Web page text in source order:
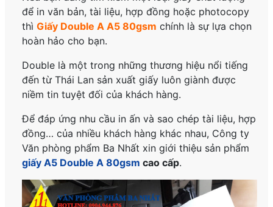
để in văn bản, tài liệu, hợp đồng hoặc photocopy
thìGiấy Double A A5 80gsm chính là sự lựa chọn
hoàn hảo cho bạn.
Double là một trong những thương hiệu nổi tiếng
đến từ Thái Lan sản xuất giấy luôn giành được
niềm tin tuyệt đối của khách hàng.
Để đáp ứng nhu cầu in ấn và sao chép tài liệu, hợp
đồng… của nhiều khách hàng khác nhau, Công ty
Văn phòng phẩm Ba Nhất xin giới thiệu sản phẩm
giấy A5 Double A 80gsm cao cấp.